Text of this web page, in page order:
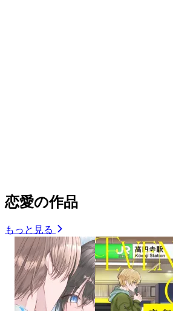
恋愛の作品
もっと見る